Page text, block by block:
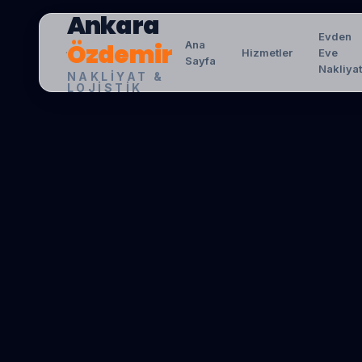
Ankara
Özdemir
NAKLIYAT &
LOJISTIK
Ana
Sayfa
Hizmetler
Evden
Eve
Nakliyat